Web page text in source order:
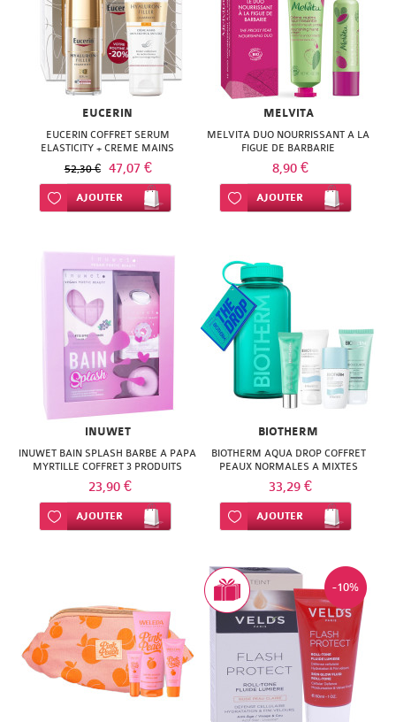
EUCERIN
EUCERIN COFFRET SERUM
ELASTICITY + CREME MAINS
52,30 € 47,07 €
Ajouter à ma liste d’envie
AJOUTER
MELVITA
MELVITA DUO NOURRISSANT A LA
FIGUE DE BARBARIE
8,90 €
Ajouter à ma liste d’envie
AJOUTER
INUWET
INUWET BAIN SPLASH BARBE A PAPA
MYRTILLE COFFRET 3 PRODUITS
23,90 €
Ajouter à ma liste d’envie
AJOUTER
BIOTHERM
BIOTHERM AQUA DROP COFFRET
PEAUX NORMALES A MIXTES
33,29 €
Ajouter à ma liste d’envie
AJOUTER
-10%